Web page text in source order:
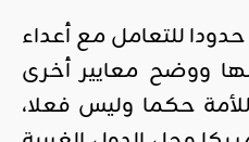
للتعامل مع أعداء
لها ووضح معايير أخرى
حكما وليس فعلا،